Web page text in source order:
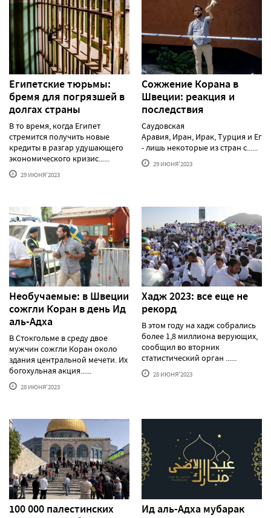
Египетские тюрьмы:
бремя для погрязшей в
долгах страны
В то время, когда Египет
стремится получить новые
кредиты в разгар удушающего
экономического кризис......
29 ИЮНЯ'2023
Сожжение Корана в
Швеции: реакция и
последствия
Саудовская
Аравия, Иран, Ирак, Турция и
- лишь некоторые из стран с......
29 ИЮНЯ'2023
Необучаемые: в Швеции
сожгли Коран в день Ид
аль-Адха
В Стокгольме в среду двое
мужчин сожгли Коран около
здания центральной мечети. Их
богохульная акция......
28 ИЮНЯ'2023
Хадж 2023: все еще не
рекорд
В этом году на хадж собрались
более 1,8 миллиона верующих,
сообщил во вторник
статистический орган ......
28 ИЮНЯ'2023
100 000 палестинских
Ид аль-Адха мубарак